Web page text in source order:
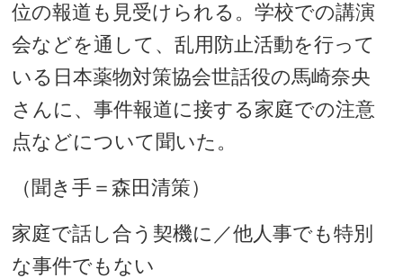
位の報道も見受けられる。学校での講演
会などを通して、乱用防止活動を行って
いる日本薬物対策協会世話役の馬崎奈央
さんに、事件報道に接する家庭での注意
点などについて聞いた。
（聞き手＝森田清策）
家庭で話し合う契機に／他人事でも特別
な事件でもない